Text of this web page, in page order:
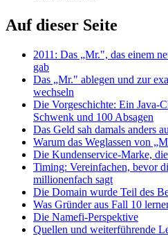
Auf dieser Seite
2011: Das „Mr.", das einem
gab
Das „Mr." ablegen und zur
wechseln
Die Vorgeschichte: Ein Java-
Schwenk und 100 Absagen
Das Geld sah damals anders
Warum das Weglassen von
Die Kundenservice-Marke,
Timing: Vereinfachen, bevor
millionenfach sagt
Die Domain wurde Teil des
Was Gründer aus Fall 10
Die Namefi-Perspektive
Quellen und weiterführende